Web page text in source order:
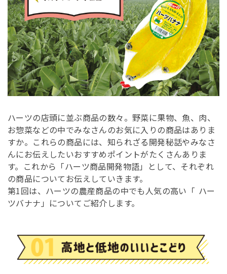
ハーツの店頭に並ぶ商品の数々。野菜に果物、魚、肉、
お惣菜などの中でみなさんのお気に入りの商品はありま
すか。これらの商品には、知られざる開発秘話やみなさ
んにお伝えしたいおすすめポイントがたくさんありま
す。これから「ハーツ商品開発物語」として、それぞれ
の商品についてお伝えしていきます。
第1回は、ハーツの農産商品の中でも人気の高い「 ハー
ツバナナ」についてご紹介します。